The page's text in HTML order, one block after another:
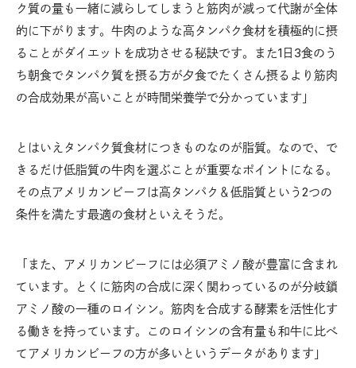
ク質の量も一緒に減らしてしまうと筋肉が減って代謝が全体
的に下がります。牛肉のような高タンパク食材を積極的に摂
ることがダイエットを成功させる秘訣です。また1日3食のう
ち朝食でタンパク質を摂る方が夕食でたくさん摂るより筋肉
の合成効果が高いことが時間栄養学で分かっています」
とはいえタンパク質食材につきものなのが脂質。なので、で
きるだけ低脂質の牛肉を選ぶことが重要なポイントになる。
その点アメリカンビーフは高タンパク＆低脂質という2つの
条件を満たす最適の食材といえそうだ。
「また、アメリカンビーフには必須アミノ酸が豊富に含まれ
ています。とくに筋肉の合成に深く関わっているのが分岐鎖
アミノ酸の一種のロイシン。筋肉を合成する酵素を活性化す
る働きを持っています。このロイシンの含有量も和牛に比べ
てアメリカンビーフの方が多いというデータがあります」